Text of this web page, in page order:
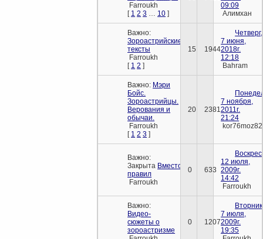
Farroukh
[ 1 2 3 10 ]
09:09
Алимхан
Важно:
Зороастрийские
тексты
Farroukh
[ 1 2 ]
15 1944
Четверг,
7 июня,
2018г.
12:18
Bahram
Важно: Мэри
Бойс.
Зороастрийцы.
Верования и
обычаи.
Farroukh
[ 1 2 3 ]
20 2381
7 ноября,
2011г.
21:24
kor76moz82
Важно:
Закрыта Вместо
правил
Farroukh
0 633
12 июля,
2009г.
14:42
Farroukh
Важно:
Видео-
сюжеты о
зороастризме
0 1207
7 июля,
2009г.
19:35